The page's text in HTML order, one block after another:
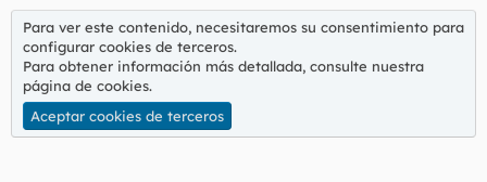
Para ver este contenido, necesitaremos su consentimiento para
configurar cookies de terceros.
Para obtener información más detallada, consulte nuestra
página de cookies.
Aceptar cookies de terceros